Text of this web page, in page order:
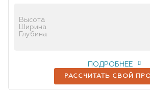
Высота
Ширина
Глубина
РАССЧИТАТЬ СВОЙ
ПОДРОБНЕЕ